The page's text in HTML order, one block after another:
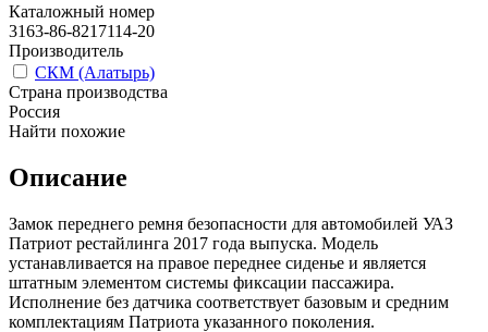
Каталожный номер
3163-86-8217114-20
Производитель
СКМ (Алатырь)
Страна производства
Россия
Найти похожие
Описание
Замок переднего ремня безопасности для автомобилей УАЗ
Патриот рестайлинга 2017 года выпуска. Модель
устанавливается на правое переднее сиденье и является
штатным элементом системы фиксации пассажира.
Исполнение без датчика соответствует базовым и средним
комплектациям Патриота указанного поколения.